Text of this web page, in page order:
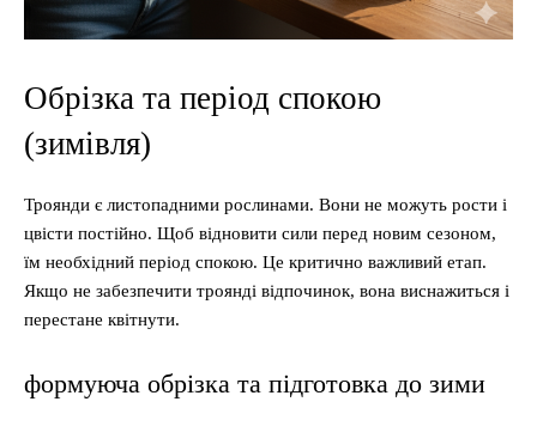
Обрізка та період спокою
(зимівля)
Троянди є листопадними рослинами. Вони не можуть рости і
цвісти постійно. Щоб відновити сили перед новим сезоном,
їм необхідний період спокою. Це критично важливий етап.
Якщо не забезпечити троянді відпочинок, вона виснажиться і
перестане квітнути.
формуюча обрізка та підготовка до зими